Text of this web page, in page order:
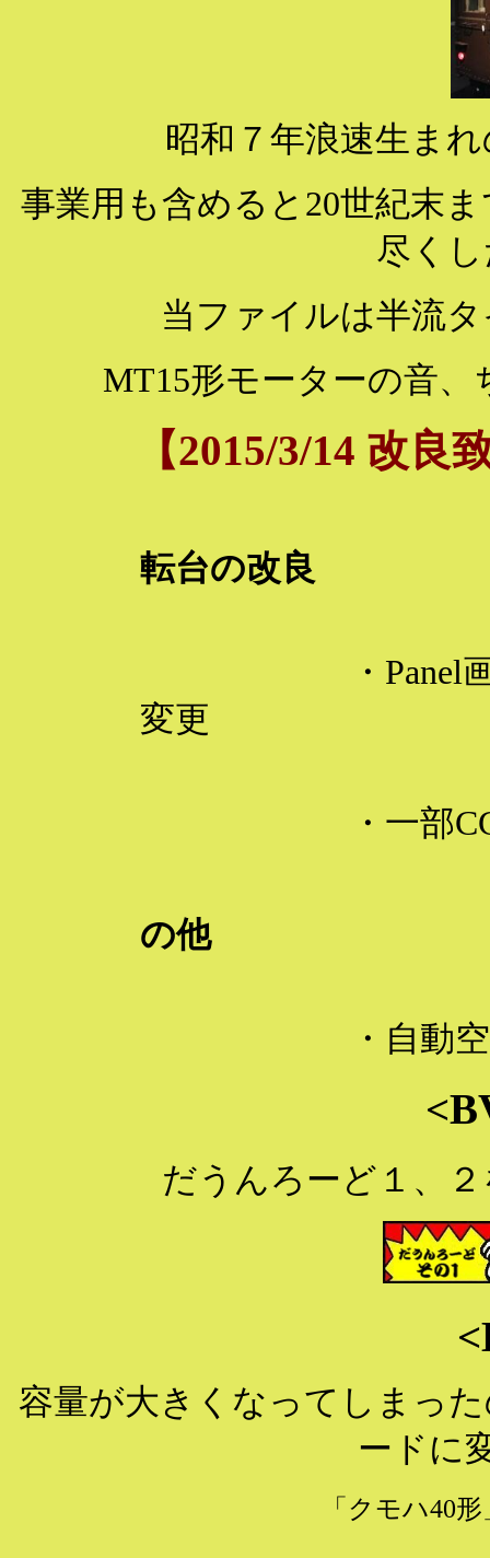
昭和７年浪速生ま
事業用も含めると20世紀末
尽く
当ファイルは半流
MT15形モーターの音
【2015/3/14 改良
転台の改良
・Panel画像の
変更
・一部CG
の他
・自動空気ブ
だうんろーど１、
容量が大きくなってしまっ
ードに
「クモハ40